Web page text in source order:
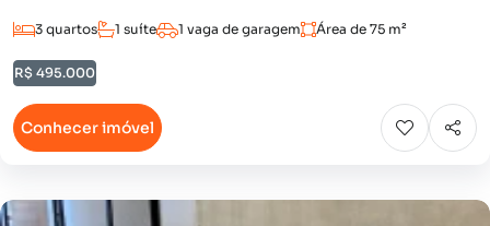
3 quartos 1 suíte 1 vaga de garagem Área de 75 m²
R$ 495.000
Conhecer imóvel